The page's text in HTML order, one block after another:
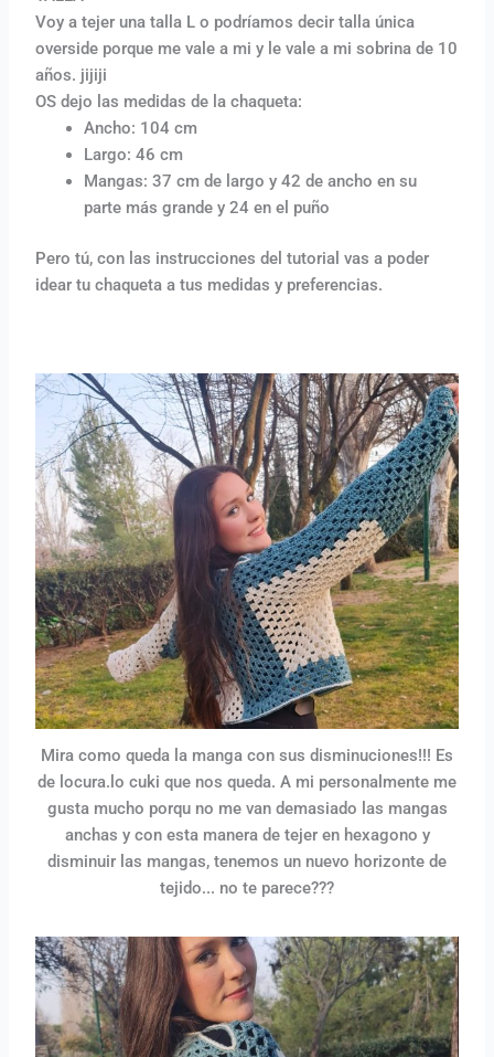
Voy a tejer una talla L o podríamos decir talla única
overside porque me vale a mi y le vale a mi sobrina de 10
años. jijiji
OS dejo las medidas de la chaqueta:
Ancho: 104 cm
Largo: 46 cm
Mangas: 37 cm de largo y 42 de ancho en su
parte más grande y 24 en el puño
Pero tú, con las instrucciones del tutorial vas a poder
idear tu chaqueta a tus medidas y preferencias.
Mira como queda la manga con sus disminuciones!!! Es
de locura.lo cuki que nos queda. A mi personalmente me
gusta mucho porqu no me van demasiado las mangas
anchas y con esta manera de tejer en hexagono y
disminuir las mangas, tenemos un nuevo horizonte de
tejido... no te parece???